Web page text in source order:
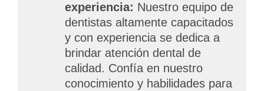
experiencia: Nuestro equipo de
dentistas altamente capacitados
y con experiencia se dedica a
brindar atención dental de
calidad. Confía en nuestro
conocimiento y habilidades para